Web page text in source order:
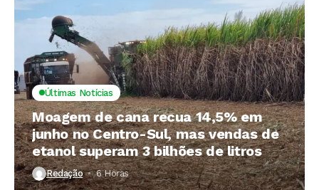
Últimas Notícias
Moagem de cana recua 14,5% em
junho no Centro-Sul, mas vendas de
etanol superam 3 bilhões de litros
Redação 6 Horas ⁮